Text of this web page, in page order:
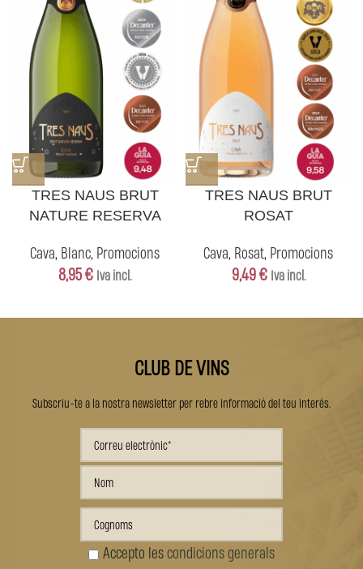
TRES NAUS BRUT
NATURE RESERVA
Cava, Blanc, Promocions
8,95€ Iva incl.
TRES NAUS BRUT
ROSAT
Cava, Rosat, Promocions
9,49€ Iva incl.
CLUB DE VINS
Subscriu-te a la nostra newsletter per rebre informació del teu interés.
Accepto lescondicions generals